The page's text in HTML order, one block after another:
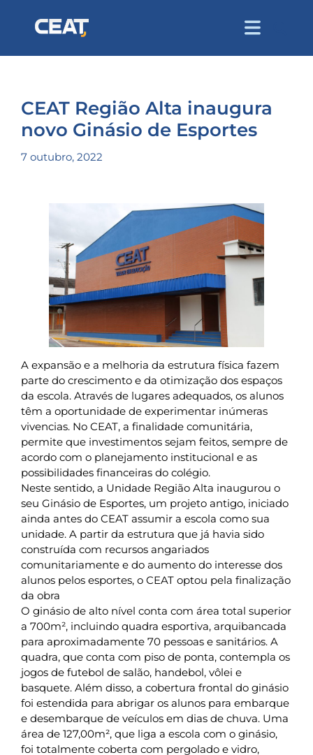
CEAT Região Alta inaugura
novo Ginásio de Esportes
7 outubro, 2022
A expansão e a melhoria da estrutura física fazem
parte do crescimento e da otimização dos espaços
da escola. Através de lugares adequados, os alunos
têm a oportunidade de experimentar inúmeras
vivencias. No CEAT, a finalidade comunitária,
permite que investimentos sejam feitos, sempre de
acordo com o planejamento institucional e as
possibilidades financeiras do colégio.
Neste sentido, a Unidade Região Alta inaugurou o
seu Ginásio de Esportes, um projeto antigo, iniciado
ainda antes do CEAT assumir a escola como sua
unidade. A partir da estrutura que já havia sido
construída com recursos angariados
comunitariamente e do aumento do interesse dos
alunos pelos esportes, o CEAT optou pela finalização
da obra
O ginásio de alto nível conta com área total superior
a 700m², incluindo quadra esportiva, arquibancada
para aproximadamente 70 pessoas e sanitários. A
quadra, que conta com piso de ponta, contempla os
jogos de futebol de salão, handebol, vôlei e
basquete. Além disso, a cobertura frontal do ginásio
foi estendida para abrigar os alunos para embarque
e desembarque de veículos em dias de chuva. Uma
área de 127,00m², que liga a escola com o ginásio,
foi totalmente coberta com pergolado e vidro,